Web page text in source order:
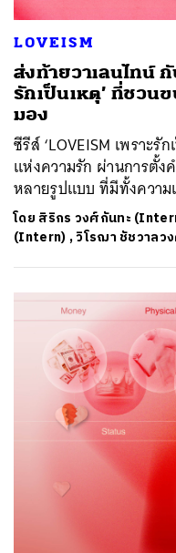
LOVEISM
ส่งท้ายวาเลนไทน์ กั
รักเป็นเหตุ’ ที่ชวน
มอง
ซีรีส์ ‘LOVEISM เพราะ
แห่งความรัก ผ่านการตั้ง
หลายรูปแบบ ที่มีทั้งควา
โดย สิริกร วงศ์กันทะ
(Intern) ,วิโรฌา ชัชวาล